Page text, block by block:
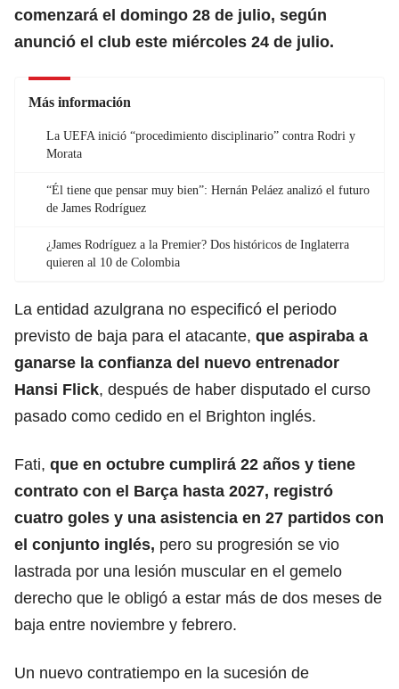
comenzará el domingo 28 de julio, según
anunció el club este miércoles 24 de julio.
Más información
La UEFA inició “procedimiento disciplinario” contra Rodri y
Morata
“Él tiene que pensar muy bien”: Hernán Peláez analizó el futuro
de James Rodríguez
¿James Rodríguez a la Premier? Dos históricos de Inglaterra
quieren al 10 de Colombia
La entidad azulgrana no especificó el periodo
previsto de baja para el atacante, que aspiraba a
ganarse la confianza del nuevo entrenador
Hansi Flick, después de haber disputado el curso
pasado como cedido en el Brighton inglés.
Fati, que en octubre cumplirá 22 años y tiene
contrato con el Barça hasta 2027, registró
cuatro goles y una asistencia en 27 partidos con
el conjunto inglés, pero su progresión se vio
lastrada por una lesión muscular en el gemelo
derecho que le obligó a estar más de dos meses de
baja entre noviembre y febrero.
Un nuevo contratiempo en la sucesión de